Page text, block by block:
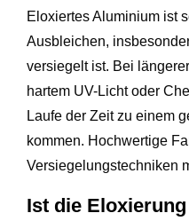
Eloxiertes Aluminium ist
Ausbleichen,
versiegelt ist. Bei
hartem UV-Licht oder
Laufe der Zeit zu einem
kommen. Hochwertige
Versiegelungstechniken
Ist die